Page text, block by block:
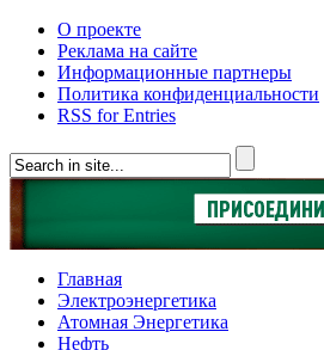
О проекте
Реклама на сайте
Информационные партнеры
Политика конфиденциальности
RSS for Entries
Главная
Электроэнергетика
Атомная Энергетика
Нефть